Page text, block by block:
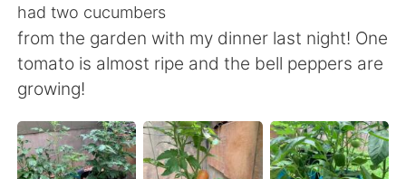
Türkçe
English
繁體中文 Español
had two cucumbers
from the garden with my dinner last night! One
tomato is almost ripe and the bell peppers are
growing!